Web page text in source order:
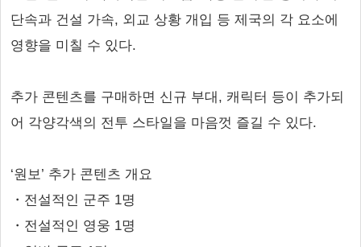
단속과 건설 가속, 외교 상황 개입 등 제국의 각 요소에
영향을 미칠 수 있다.
추가 콘텐츠를 구매하면 신규 부대, 캐릭터 등이 추가되
어 각양각색의 전투 스타일을 마음껏 즐길 수 있다.
‘원보’ 추가 콘텐츠 개요
・전설적인 군주 1명
・전설적인 영웅 1명